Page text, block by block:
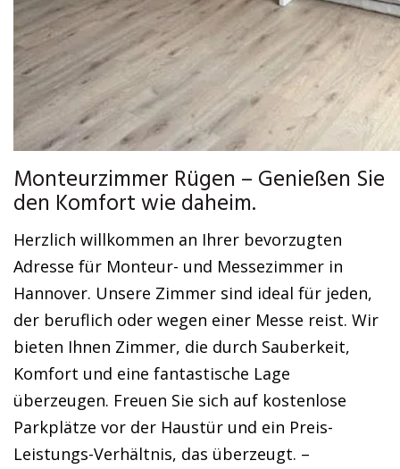
Monteurzimmer Rügen – Genießen Sie
den Komfort wie daheim.
Herzlich willkommen an Ihrer bevorzugten
Adresse für Monteur- und Messezimmer in
Hannover. Unsere Zimmer sind ideal für jeden,
der beruflich oder wegen einer Messe reist. Wir
bieten Ihnen Zimmer, die durch Sauberkeit,
Komfort und eine fantastische Lage
überzeugen. Freuen Sie sich auf kostenlose
Parkplätze vor der Haustür und ein Preis-
Leistungs-Verhältnis, das überzeugt. –